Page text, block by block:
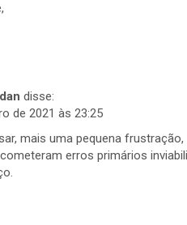
disse:
de 2021 às 23:25
mais uma pequena
erros primários